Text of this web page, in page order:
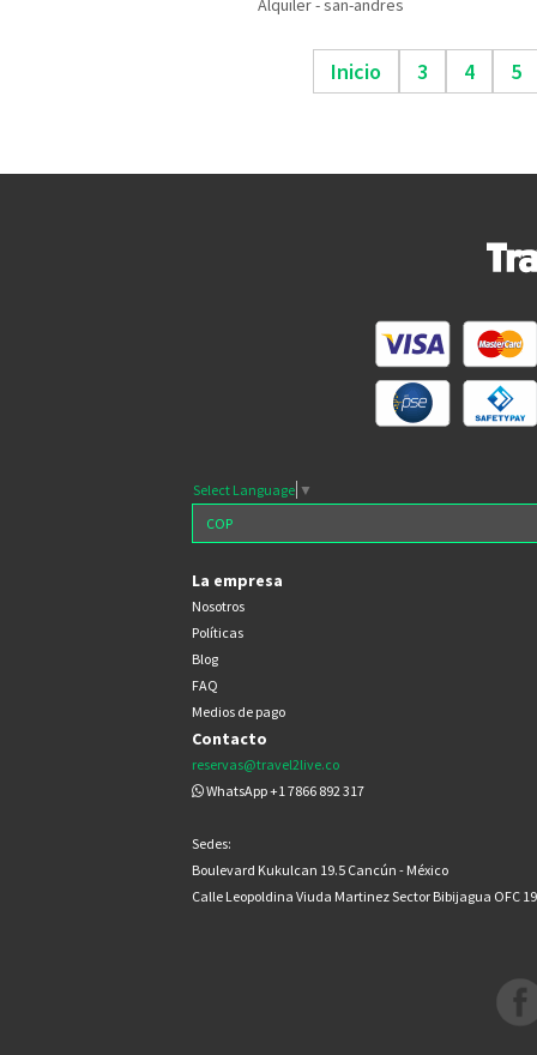
Alquiler - san-andres
Inicio 3 4 5
Select Language ▼
La empresa
Nosotros
Políticas
Blog
FAQ
Medios de pago
Contacto
reservas@travel2live.co
WhatsApp +1 7866 892 317
Sedes:
Boulevard Kukulcan 19.5 Cancún - México
Calle Leopoldina Viuda Martinez Sector Bibijagua OFC